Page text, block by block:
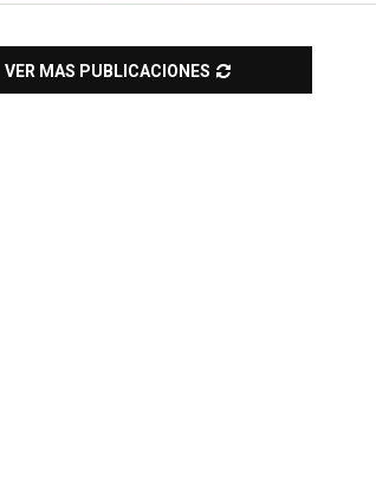
VER MAS PUBLICACIONES